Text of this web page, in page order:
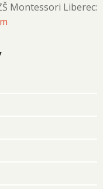
Montessori Liberec: